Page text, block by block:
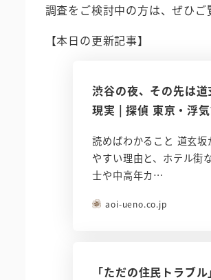
調査をご検討中の方は、ぜひご
【本日の更新記事】
渋谷の夜、その先は
現実 | 探偵 東京・浮
読めばわかること 道玄
やすい理由と、ホテル街
士や中高年カ…
aoi-ueno.co.jp
「ただの住民トラブ